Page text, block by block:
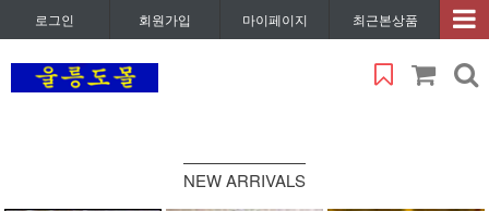
로그인 회원가입 마이페이지 최근본상품
NEW ARRIVALS